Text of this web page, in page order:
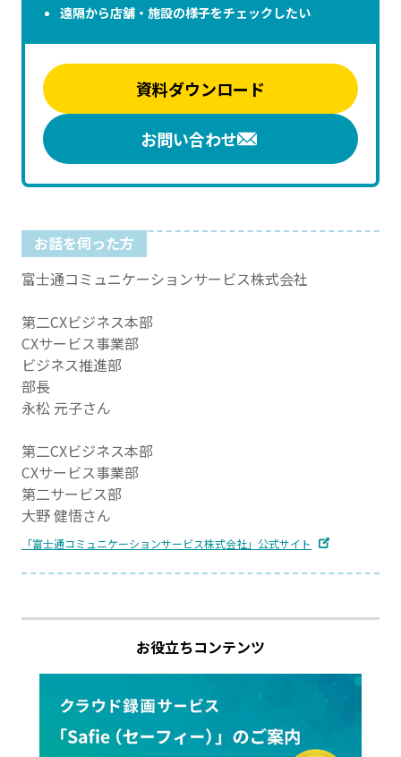
お役立ちコンテンツ
遠隔から店舗・施設の様子をチェックしたい
資料ダウンロード
お問い合わせ
お話を伺った方
富士通コミュニケーションサービス株式会社
第二CXビジネス本部
CXサービス事業部
ビジネス推進部
部長
永松 元子さん
第二CXビジネス本部
CXサービス事業部
第二サービス部
大野 健悟さん
「富士通コミュニケーションサービス株式会社」公式サイト